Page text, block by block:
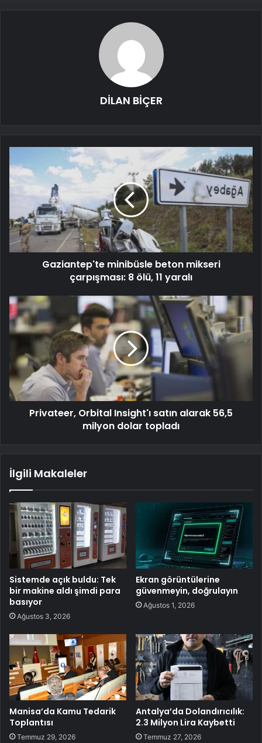
DİLAN BİÇER
Gaziantep'te minibüsle beton mikseri
çarpışması: 8 ölü, 11 yaralı
Privateer, Orbital Insight'ı satın alarak 56,5
milyon dolar topladı
İlgili Makaleler
Sistemde açık buldu: Tek
bir makine aldı şimdi para
basıyor
Ağustos 3, 2026
Ekran görüntülerine
güvenmeyin, doğrulayın
Ağustos 1, 2026
Manisa’da Kamu Tedarik
Toplantısı
Temmuz 29, 2026
Antalya’da Dolandırıcılık:
2.3 Milyon Lira Kaybetti
Temmuz 27, 2026